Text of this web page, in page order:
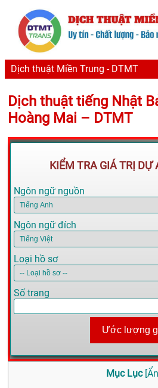
Dịch thuật Miền Trung - DTMT
Dịch thuật tiếng Nhật
Hoàng Mai – DTMT
KIỂM TRA GIÁ TRỊ DỰ
Ngôn ngữ nguồn
Ngôn ngữ đích
Loại hồ sơ
Số trang
Ước lượng
Mục Lục [Ẩn